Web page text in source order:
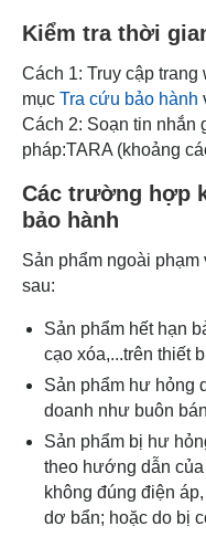
Kiểm tra thời
Cách 1: Truy cập trang
mục Tra cứu bảo hành
Cách 2: Soạn tin nhắn
pháp:TARA (khoảng
Các trường hợp
bảo hành
Sản phẩm ngoài
sau:
Sản phẩm hết hạn
cạo xóa,...trên thiết
Sản phẩm hư hỏng
doanh như buôn
Sản phẩm bị hư
theo hướng dẫn
không đúng điện
dơ bẩn; hoặc do bị